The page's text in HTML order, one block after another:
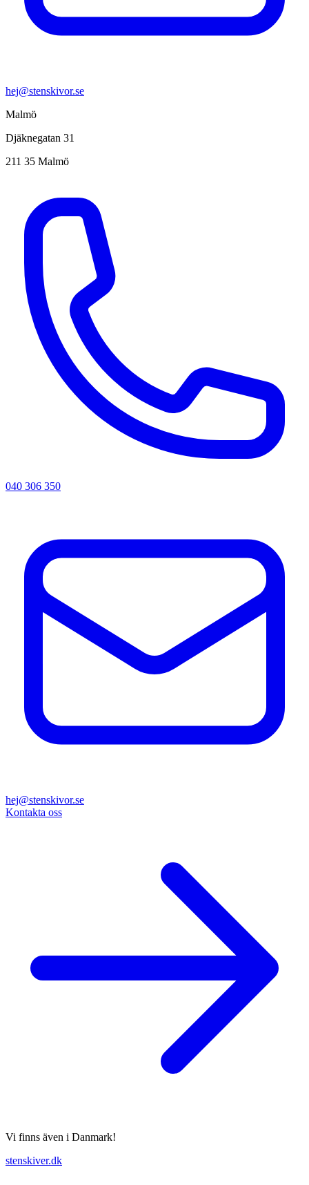
hej@stenskivor.se
Malmö
Djäknegatan 31
211 35 Malmö
040 306 350
hej@stenskivor.se
Kontakta oss
Vi finns även i Danmark!
stenskiver.dk